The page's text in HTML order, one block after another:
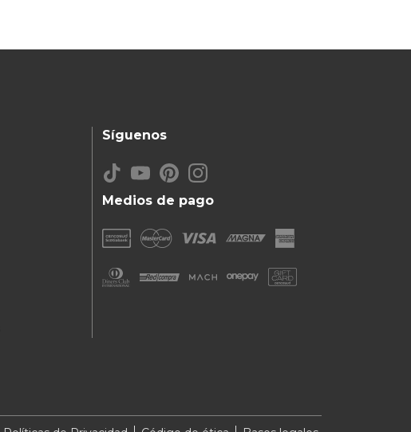
Medios de pago
Síguenos